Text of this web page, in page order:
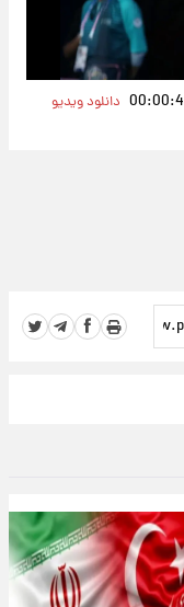
دانلود ویدیو